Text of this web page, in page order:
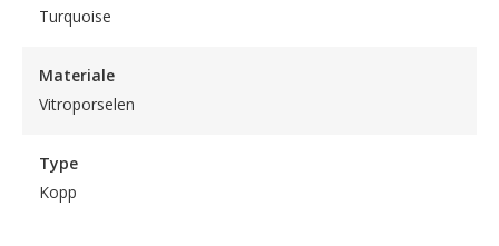
Turquoise
Materiale
Vitroporselen
Type
Kopp